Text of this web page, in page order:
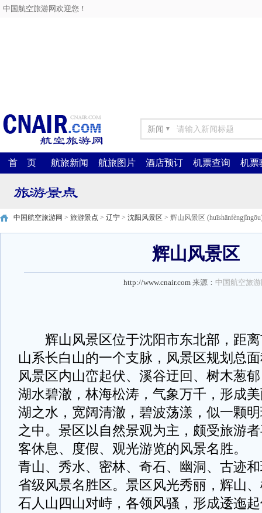
中国航空旅游网欢迎您！
新闻 ▼
首 页 航旅新闻 航旅图片 酒店预订 机票查询 机票
中国航空旅游网 > 旅游景点 > 辽宁 > 沈阳风景区 > 辉山风景区
辉山风景区
http://www.cnair.com 来源： 中国航空旅
辉山风景区位于沈阳市东北部，距离
山系长白山的一个支脉，风景区规划总
风景区内山峦起伏、溪谷迂回、树木葱
湖水碧澈，林海松涛，气象万千，形成
湖之水，宽阔清澈，碧波荡漾，似一颗
之中。景区以自然景观为主，颇受旅游
客休息、度假、观光游览的风景名胜
青山、秀水、密林、奇石、幽洞、古迹
省级风景名胜区。景区风光秀丽，辉山
石人山四山对峙，各领风骚，形成逶迤